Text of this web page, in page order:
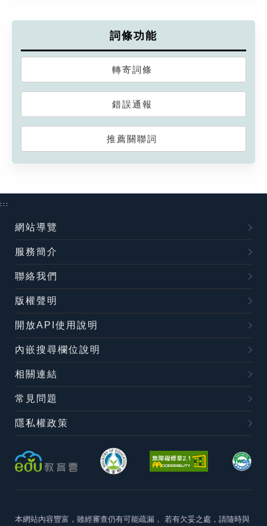
詞條功能
轉寄詞條
錯誤通報
推薦關聯詞
:::
網站導覽
服務簡介
聯絡我們
版權聲明
開放API使用說明
內嵌搜尋欄位說明
相關連結
常見問題
隱私權政策
本網站內容豐富，雖經審查仍有可能疏漏， 若有欠妥之處，請隨時與